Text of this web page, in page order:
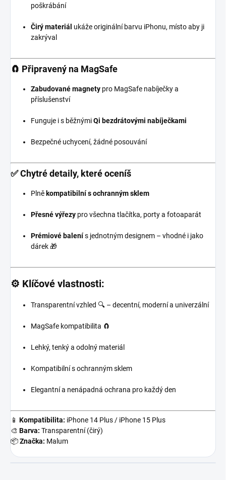
poškrábání
Čirý materiál ukáže originální barvu iPhonu, místo aby ji
zakrýval
🧲 Připravený na MagSafe
Zabudované magnety pro MagSafe nabíječky a
příslušenství
Funguje i s běžnýmiQi bezdrátovými nabíječkami
Bezpečné uchycení, žádné posouvání
✅Chytré detaily, které oceníš
Plně kompatibilní s ochranným sklem
Přesné výřezy pro všechna tlačítka, porty a fotoaparát
Prémiové balenís jednotným designem – vhodné i jako
dárek 🎁
⚙️ Klíčové vlastnosti:
Transparentní vzhled 🔍 – decentní, moderní a univerzální
MagSafe kompatibilita 🧲
Lehký, tenký a odolný materiál
Kompatibilní s ochranným sklem
Elegantní a nenápadná ochrana pro každý den
📱 Kompatibilita: iPhone 14 Plus / iPhone 15 Plus
🎨 Barva: Transparentní (čirý)
📦Značka: Malum